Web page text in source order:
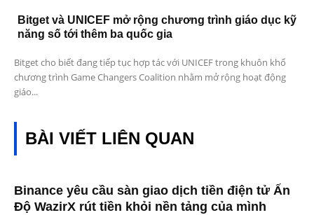
Bitget và UNICEF mở rộng chương trình giáo dục kỹ
năng số tới thêm ba quốc gia
Bitget cho biết đang tiếp tục hợp tác với UNICEF trong khuôn khổ
chương trình Game Changers Coalition nhằm mở rộng hoạt động
giáo...
BÀI VIẾT LIÊN QUAN
Binance yêu cầu sàn giao dịch tiền điện tử Ấn
Độ WazirX rút tiền khỏi nền tảng của mình